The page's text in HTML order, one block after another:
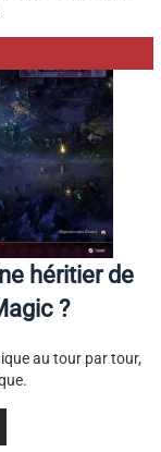
héritier de
?
au tour par tour,